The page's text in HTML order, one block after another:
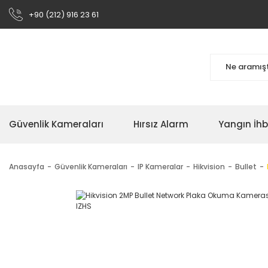
+90 (212) 916 23 61
Güvenlik Kameraları Hırsız Alarm Yangın
Anasayfa Güvenlik Kameraları IP Kameralar Hikvision Bullet